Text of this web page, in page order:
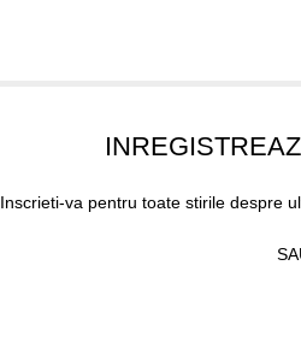
Inscrieti-va pentru toate stirile despre